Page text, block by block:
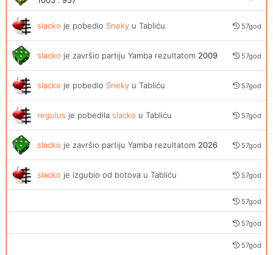
slacko je pobedio Sneky u Tabliću 57god
slacko je završio partiju Yamba rezultatom 2009 57god
slacko je pobedio Sneky u Tabliću 57god
regulus je pobedila slacko u Tabliću 57god
slacko je završio partiju Yamba rezultatom 2026 57god
slacko je izgubio od botova u Tabliću 57god
57god
57god
57god